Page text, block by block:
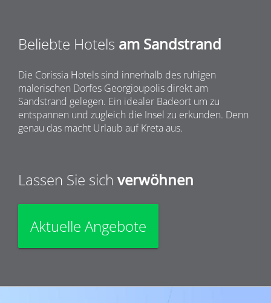
Beliebte Hotels am Sandstrand
Die Corissia Hotels sind innerhalb des ruhigen
malerischen Dorfes Georgioupolis direkt am
Sandstrand gelegen. Ein idealer Badeort um zu
entspannen und zugleich die Insel zu erkunden. Denn
genau das macht Urlaub auf Kreta aus.
Lassen Sie sich verwöhnen
Aktuelle Angebote